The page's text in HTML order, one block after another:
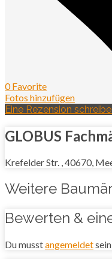
0 Favorite
Fotos hinzufügen
Eine Rezension
GLOBUS
Krefelder Str. , 40670,
Weitere
Bewerten &
Du musstangemeldet